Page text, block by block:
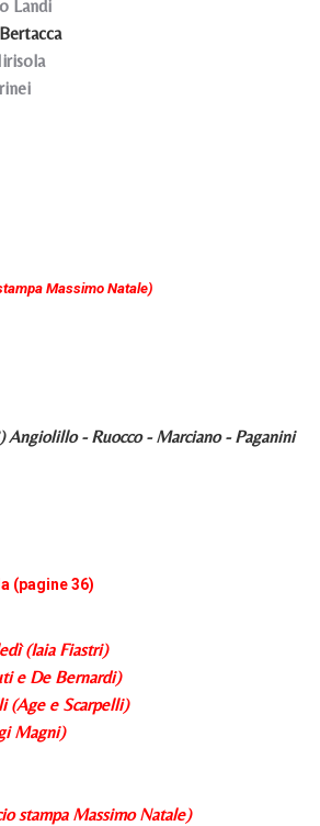
Landi
Massimo Natale)
Angiolillo - Ruocco - Marciano - Paganini
(pagine 36)
(Iaia Fiastri)
e De Bernardi)
(Age e Scarpelli)
Magni)
stampa Massimo Natale)